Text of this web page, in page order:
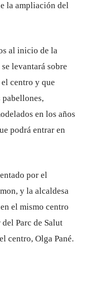
la ampliación del
al inicio de la
levantará sobre
centro y que
en los años
podrá entrar en
por el
y la alcaldesa
el mismo centro
Parc de Salut
centro, Olga Pané.